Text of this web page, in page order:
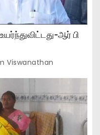
ஆர் பி
Viswanathan